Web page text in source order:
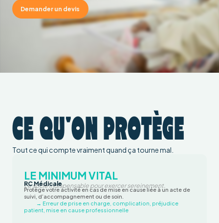
Demander un devis
CE QU'ON PROTÈGE
Tout ce qui compte vraiment quand ça tourne mal.
LE MINIMUM VITAL
Le socle indispensable pour exercer sereinement.
RC Médicale
Protège votre activité en cas de mise en cause liée à un acte de
suivi, d’accompagnement ou de soin.
→ Erreur de prise en charge, complication, préjudice
patient, mise en cause professionnelle